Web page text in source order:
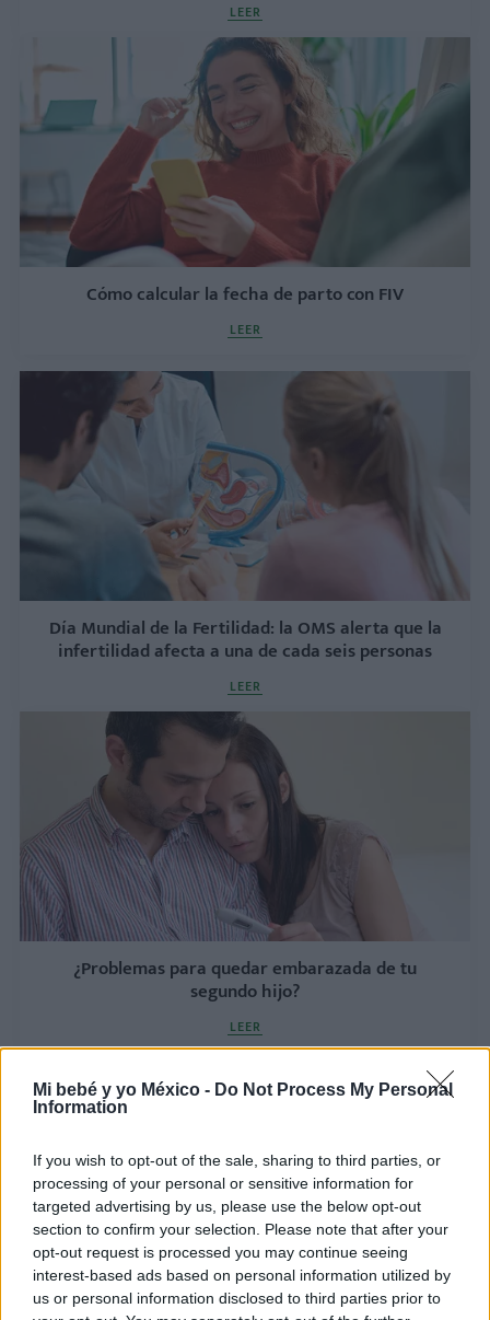
Mi bebé y yo México - Do Not Process My Personal
Information
If you wish to opt-out of the sale, sharing to third parties, or
processing of your personal or sensitive information for
targeted advertising by us, please use the below opt-out
section to confirm your selection. Please note that after your
opt-out request is processed you may continue seeing
interest-based ads based on personal information utilized by
us or personal information disclosed to third parties prior to
LEER
Cómo calcular la fecha de parto con FIV
LEER
Día Mundial de la Fertilidad: la OMS alerta que la
infertilidad afecta a una de cada seis personas
LEER
¿Problemas para quedar embarazada de tu
segundo hijo?
LEER